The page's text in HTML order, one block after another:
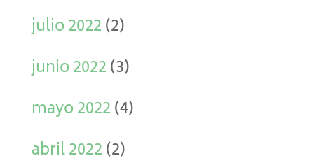
julio 2022(2)
junio 2022(3)
mayo 2022(4)
abril 2022(2)